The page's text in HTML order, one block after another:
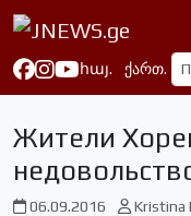
հայ. ქართ.
Жители
06.09.2016 Kristina